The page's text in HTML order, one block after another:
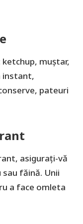
muștar,
instant,
pateuri
asigurați-vă
făină. Unii
a face omleta